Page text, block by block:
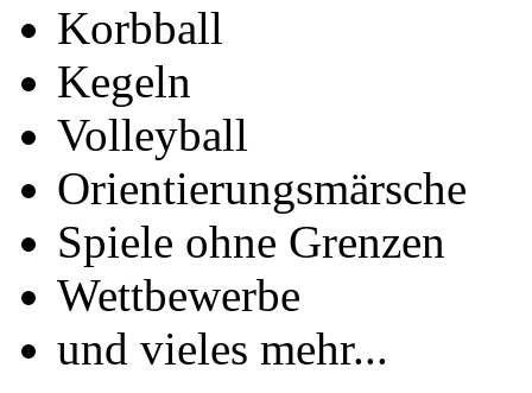
Korbball
Kegeln
Volleyball
Orientierungsmärsche
Spiele ohne Grenzen
Wettbewerbe
und vieles mehr...